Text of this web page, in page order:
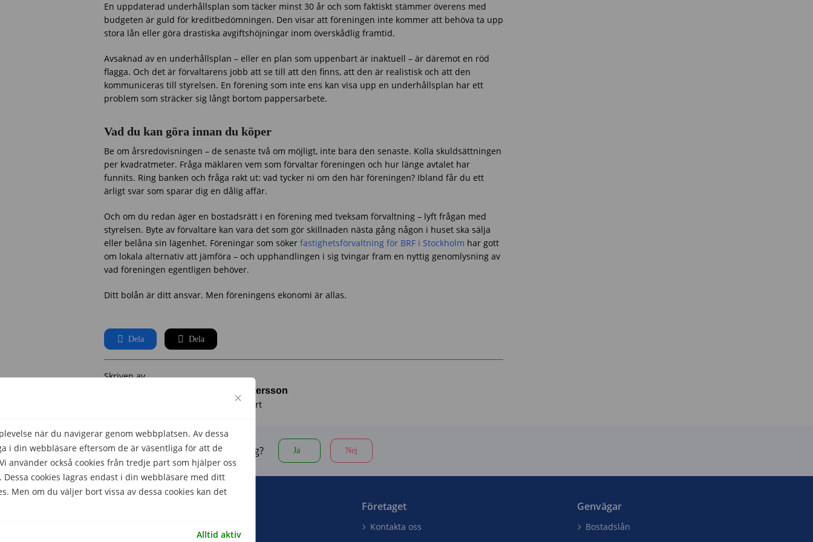
när du navigerar genom webbplatsen. Av dessa
i din webbläsare eftersom de är väsentliga för att de
använder också cookies från tredje part som hjälper oss
cookies lagras endast i din webbläsare med ditt
Men om du väljer bort vissa av dessa cookies kan det
Alltid aktiv
En uppdaterad underhållsplan som täcker minst 30 år och som faktiskt stämmer överens med
budgeten är guld för kreditbedömningen. Den visar att föreningen inte kommer att behöva ta upp
stora lån eller göra drastiska avgiftshöjningar inom överskådlig framtid.
Avsaknad av en underhållsplan – eller en plan som uppenbart är inaktuell – är däremot en röd
flagga. Och det är förvaltarens jobb att se till att den finns, att den är realistisk och att den
kommuniceras till styrelsen. En förening som inte ens kan visa upp en underhållsplan har ett
problem som sträcker sig långt bortom pappersarbete.
Vad du kan göra innan du köper
Be om årsredovisningen – de senaste två om möjligt, inte bara den senaste. Kolla skuldsättningen
per kvadratmeter. Fråga mäklaren vem som förvaltar föreningen och hur länge avtalet har
funnits. Ring banken och fråga rakt ut: vad tycker ni om den här föreningen? Ibland får du ett
ärligt svar som sparar dig en dålig affär.
Och om du redan äger en bostadsrätt i en förening med tveksam förvaltning – lyft frågan med
styrelsen. Byte av förvaltare kan vara det som gör skillnaden nästa gång någon i huset ska sälja
eller belåna sin lägenhet. Föreningar som söker fastighetsförvaltning för BRF i Stockholm har gott
om lokala alternativ att jämföra – och upphandlingen i sig tvingar fram en nyttig genomlysning av
vad föreningen egentligen behöver.
Ditt bolån är ditt ansvar. Men föreningens ekonomi är allas.
Dela Dela
Skriven av
Joakim Ryttersson
Ekonomiexpert
Hjälpte den här informationen dig? Ja Nej
Företaget
Kontakta oss
Genvägar
Bostadslån